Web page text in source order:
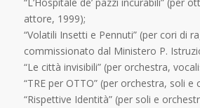
attore, 1999);
“Volatili Insetti e Pennuti” (per cori di
commissionato dal Ministero P.
“Le città invisibili” (per orchestra,
“TRE per OTTO” (per orchestra, soli e
“Rispettive Identità” (per soli e